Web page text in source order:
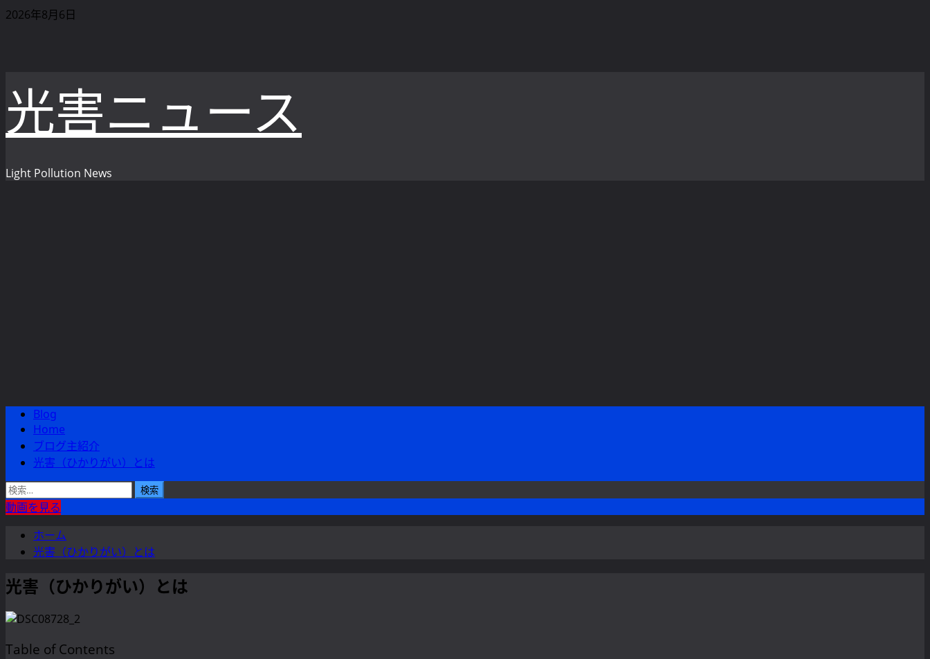
内
ッ
プ
2026年8月6日
光害ニュース
Light Pollution News
ニ
ュ
ー
Blog
Home
ブログ主紹介
光害（ひかりがい）とは
検
索:
動画を見る
ホーム
光害（ひかりがい）とは
光害（ひかりがい）とは
Table of Contents